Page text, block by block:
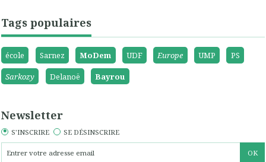
Tags populaires
école Sarnez MoDem UDF Europe UMP
PS
Sarkozy
Delanoë Bayrou
Newsletter
S'INSCRIRE SE DÉSINSCRIRE